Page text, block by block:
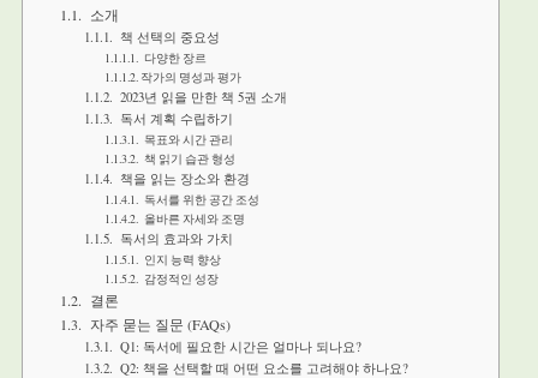
소개
책 선택의 중요성
다양한 장르
작가의 명성과 평가
2023년 읽을 만한 책 5권 소개
독서 계획 수립하기
목표와 시간 관리
책 읽기 습관 형성
책을 읽는 장소와 환경
독서를 위한 공간 조성
올바른 자세와 조명
독서의 효과와 가치
인지 능력 향상
감정적인 성장
결론
자주 묻는 질문 (FAQs)
Q1: 독서에 필요한 시간은 얼마나 되나요?
Q2: 책을 선택할 때 어떤 요소를 고려해야 하나요?